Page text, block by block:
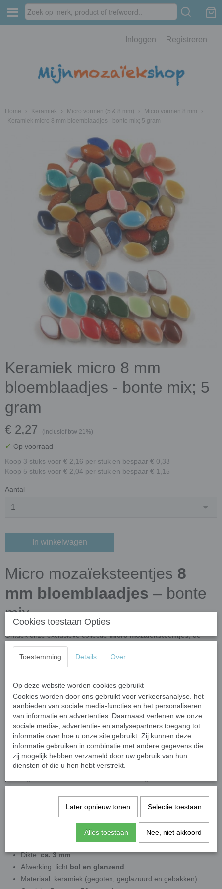
Inloggen Registreren
Home › Keramiek › Micro vormen (5 & 8 mm) › Micro vormen 8 mm
›
Keramiek micro 8 mm bloemblaadjes - bonte mix; 5 gram
Keramiek micro 8 mm
bloemblaadjes - bonte mix; 5
gram
€ 2,27 (inclusief btw 21%)
✓ Op voorraad
Koop 3 stuks voor € 2,16 per stuk en bespaar € 0,33
Koop 5 stuks voor € 2,04 per stuk en bespaar € 1,15
Aantal
In winkelwagen
Micro mozaïeksteentjes 8
mm bloemblaadjes – bonte
mix
Ontdek onze exclusieve collectiemicro mozaïeksteentjes, de
kleinste keramische mozaïeksteentjes ter wereld. Deze
handgemaakte miniaturen zijn speciaal ontwikkeld voor
mozaïek sieraden, verfijnde contouren, decoratieve
mini-meubels. Micro en nano mozaïek zijn dé nieuwste trends
binnen de mozaïekwereld en bieden ongekende mogelijkheden
voor detail en precisie.
Handgemaakt vakmanschap van keramiek
Onze micro mozaïeksteentjes worden stuk voor stukgegoten,
geglazuurd en gebakken aardewerk, gestookt op maar liefst
1.060°C. Tijdens het bakproces vloeit het glazuur licht omhoog,
waardoor een subtielbol oppervlakontstaat. Dit zorgt voor een
een levendige, luxe uitstraling.
Door het ambachtelijke productieproces zijn deze steentjesuiterst
moeilijk te vervaardigenen daarmee bijzonder exclusief.
Technische specificaties
Dikte:ca. 3 mm
Afwerking: licht bol en glanzend
Materiaal: keramiek (gegoten, geglazuurd en gebakken)
Cookies toestaan Opties
Toestemming Details Over
Op deze website worden cookies gebruikt
Cookies worden door ons gebruikt voor verkeersanalyse, het
aanbieden van sociale media-functies en het personaliseren
van informatie en advertenties. Daarnaast verlenen we onze
sociale media-, advertentie- en analysepartners toegang tot
informatie over hoe u onze site gebruikt. Zij kunnen deze
informatie gebruiken in combinatie met andere gegevens die
zij mogelijk hebben verzameld door uw gebruik van hun
diensten of die u hen hebt verstrekt.
Later opnieuw tonen Selectie toestaan
Alles toestaan Nee, niet akkoord